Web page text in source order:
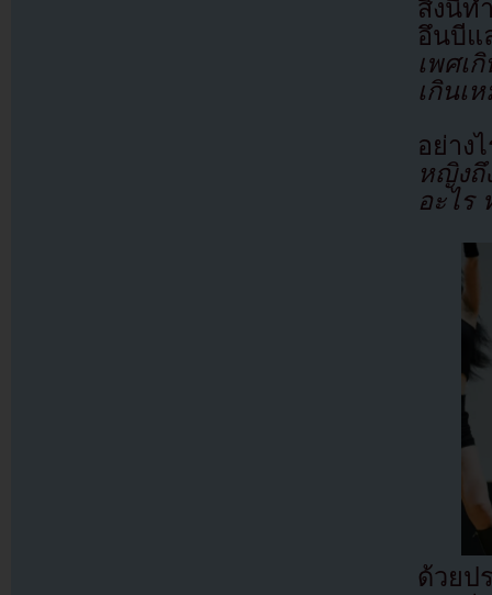
สิ่งนี้ท
อึนบีแ
เพศเ
เกินเ
อย่าง
หญิงถึ
อะไร
ด้วยป